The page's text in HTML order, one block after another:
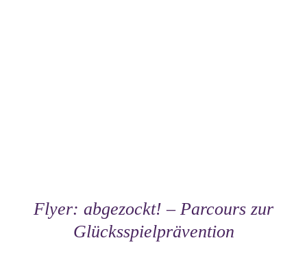
Flyer: abgezockt! – Parcours zur
Glücksspielprävention